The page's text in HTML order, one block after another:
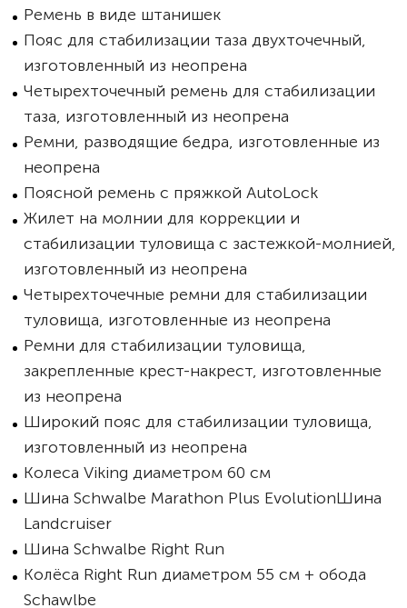
Ремень в виде штанишек
Пояс для стабилизации таза двухточечный,
изготовленный из неопрена
Четырехточечный ремень для стабилизации
таза, изготовленный из неопрена
Ремни, разводящие бедра, изготовленные из
неопрена
Поясной ремень с пряжкой AutoLock
Жилет на молнии для коррекции и
стабилизации туловища с застежкой-молнией,
изготовленный из неопрена
Четырехточечные ремни для стабилизации
туловища, изготовленные из неопрена
Ремни для стабилизации туловища,
закрепленные крест-накрест, изготовленные
из неопрена
Широкий пояс для стабилизации туловища,
изготовленный из неопрена
Колеса Viking диаметром 60 см
Шина Schwalbe Marathon Plus EvolutionШина
Landcruiser
Шина Schwalbe Right Run
Колёса Right Run диаметром 55 см + обода
Schawlbe